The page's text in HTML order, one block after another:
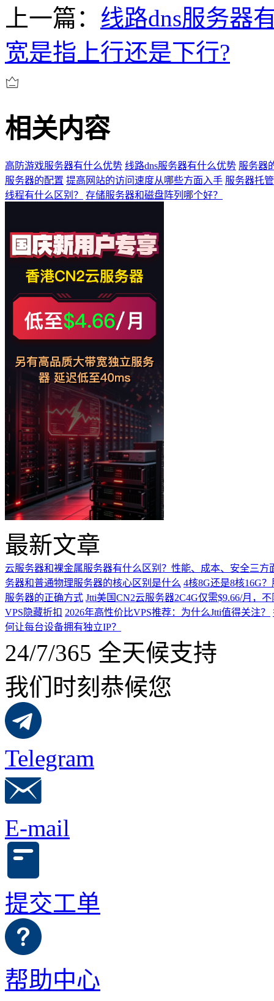
上一篇： 线路dns服务器
宽是指上行还是下行?
相关内容
高防游戏服务器有什么优势 线路dns服务器有什么优势 服务器
服务器的配置 提高网站的访问速度从哪些方面入手 服务器托
线程有什么区别？
存储服务器和磁盘阵列哪个好？
最新文章
云服务器和裸金属服务器有什么区别？性能、成本、安全三方
务器和普通物理服务器的核心区别是什么 4核8G还是8核16G
服务器的正确方式 Jtti美国CN2云服务器2C4G仅需$9.66/月，
VPS隐藏折扣 2026年高性价比VPS推荐：为什么Jtti值得关注？
何让每台设备拥有独立IP？
24/7/365 全天候支持
我们时刻恭候您
Telegram
E-mail
提交工单
帮助中心